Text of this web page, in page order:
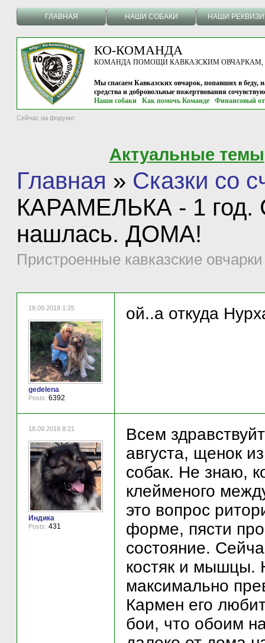
ГЛАВНАЯ НАШИ СОБАКИ НАШИ
КО-КОМАНДА
КОМАНДА ПОМОЩИ КАВКАЗСКИМ ОВЧАРКАМ, г.
Мы спасаем Кавказских овчарок, попавших в беду,
средства и добровольные пожертвования
Наши собаки
Как помочь Команде Финансовый
Сейчас на форуме:
Актуальные темы
Главная » Сказки со
КАРАМЕЛЬКА - 1 год.
нашлась. ДОМА!
Пристроенные кавказские овчарки
18.09.2018 1:25
gedelena
Posts: 6392
ой..а откуда
18.09.2018 8:21
Индика
Posts: 431
Всем
августа, щенок
собак. Не знаю,
клейменого
это вопрос
форме, пясти
состояние.
костяк и мышцы.
максимально
Кармен его
бои, что обоим